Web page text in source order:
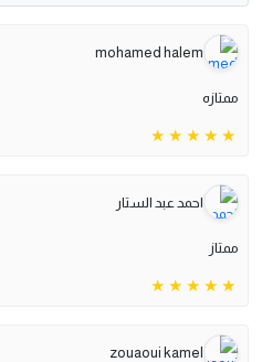
mohamed halem
ممتازه
احمد عبد الستار
ممتاز
zouaoui kamel